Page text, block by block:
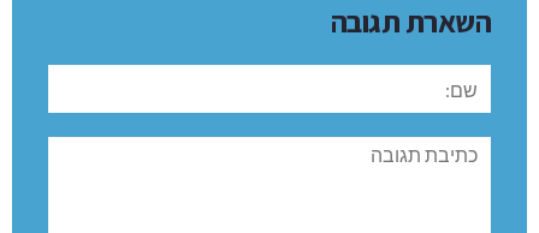
השארת תגובה
תגובה